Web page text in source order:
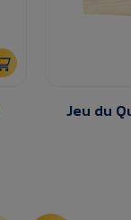
Jeu du